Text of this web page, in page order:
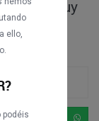
de Jujuy
ello,
podéis